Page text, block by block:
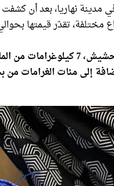
مدينة نهاريا، بعد أن
مختلفة، تقدّر قيمتها
2800 قارورة زيت حشيش، 7
إلى مئات الغرامات من